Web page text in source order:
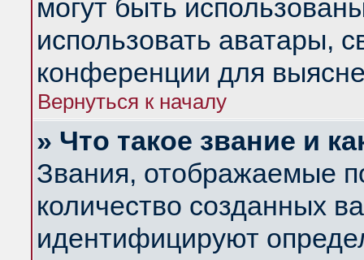
могут быть
использовать аватары,
конференции для
Вернуться к началу
» Что такое звание и
Звания, отображаемые
количество созданных
идентифицируют